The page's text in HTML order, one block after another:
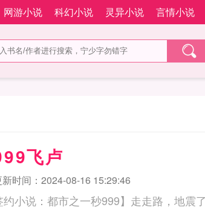
网游小说 科幻小说 灵异小说 言情小说
飞卢
时间：2024-08-16 15:29:46
小说：都市之一秒999】走走路，地震